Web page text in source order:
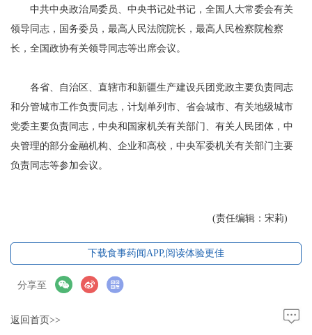
中共中央政治局委员、中央书记处书记，全国人大常委会有关
领导同志，国务委员，最高人民法院院长，最高人民检察院检察
长，全国政协有关领导同志等出席会议。
各省、自治区、直辖市和新疆生产建设兵团党政主要负责同志
和分管城市工作负责同志，计划单列市、省会城市、有关地级城市
党委主要负责同志，中央和国家机关有关部门、有关人民团体，中
央管理的部分金融机构、企业和高校，中央军委机关有关部门主要
负责同志等参加会议。
(责任编辑：宋莉)
下载食事药闻APP,阅读体验更佳
分享至
返回首页>>